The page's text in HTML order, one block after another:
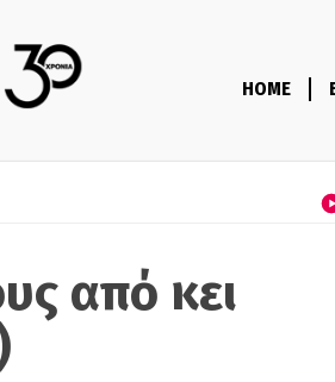
HOME
από κει